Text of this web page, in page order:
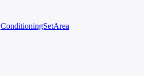
ConditioningSetArea